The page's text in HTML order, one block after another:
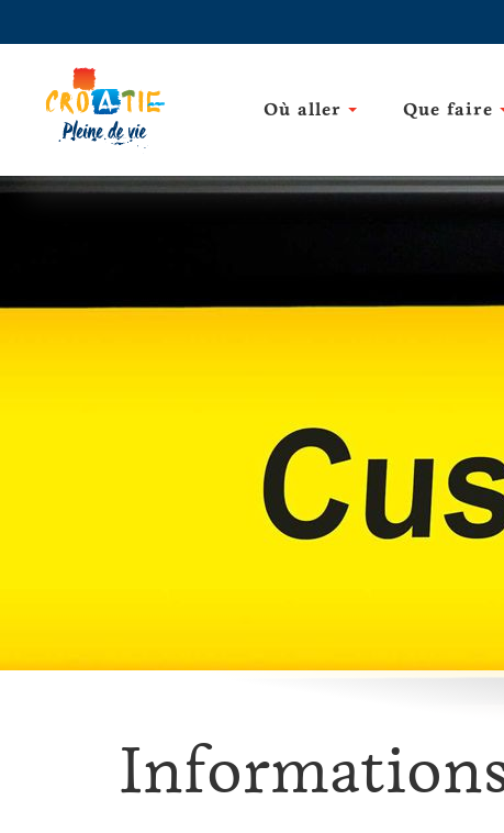
Où aller Que faire